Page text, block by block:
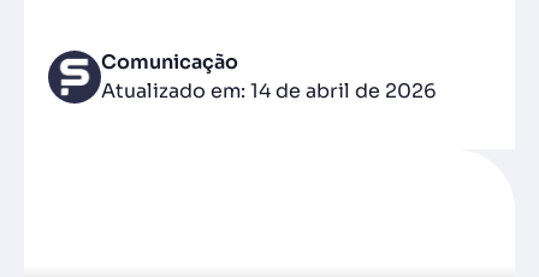
Comunicação
Atualizado em: 14 de abril de 2026